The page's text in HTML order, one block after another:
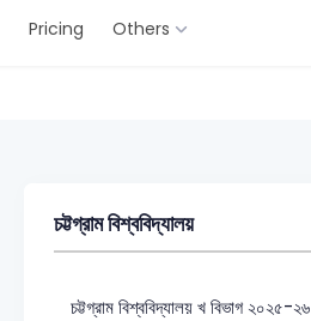
Pricing Others
চট্টগ্রাম বিশ্ববিদ্যালয়
চট্টগ্রাম বিশ্ববিদ্যালয় খ বিভাগ ২০২৫-২৬